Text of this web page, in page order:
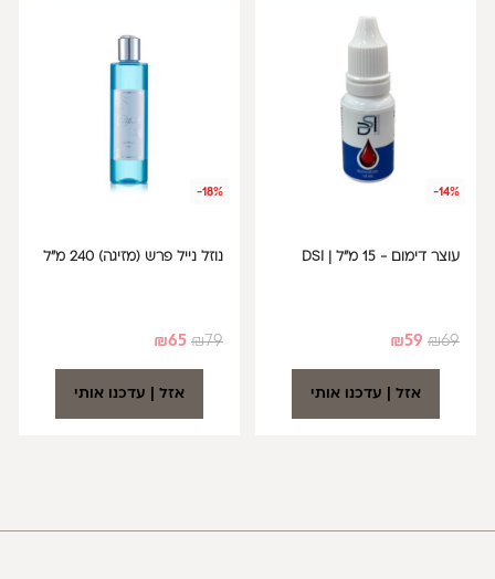
-14%
עוצר דימום - 15 מ"ל | DSI
₪69
₪59
אזל | עדכנו אותי
-18%
נוזל נייל פרש (מזיגה) 240 מ"ל
₪79
₪65
אזל | עדכנו אותי